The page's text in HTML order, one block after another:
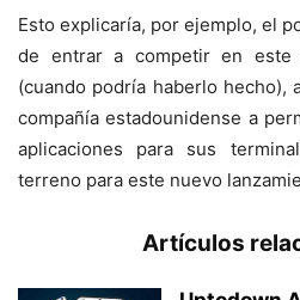
Esto explicaría, por ejemplo, el
de entrar a competir en este
(cuando podría haberlo hecho),
compañía estadounidense a
aplicaciones para sus
terreno para este nuevo
Artículos